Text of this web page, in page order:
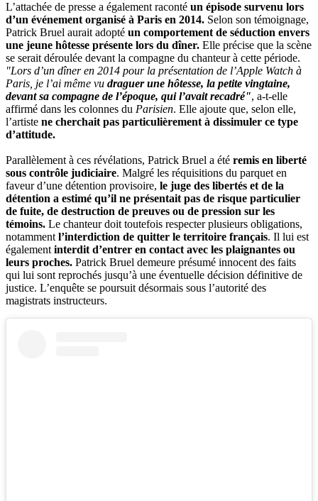
L’attachée de presse a également raconté un épisode survenu lors
d’un événement organisé à Paris en 2014. Selon son témoignage,
Patrick Bruel aurait adopté un comportement de séduction envers
une jeune hôtesse présente lors du dîner. Elle précise que la scène
se serait déroulée devant la compagne du chanteur à cette période.
"Lors d’un dîner en 2014 pour la présentation de l’Apple Watch à
Paris, je l’ai même vu draguer une hôtesse, la petite vingtaine,
devant sa compagne de l’époque, qui l’avait recadré", a-t-elle
affirmé dans les colonnes du Parisien. Elle ajoute que, selon elle,
l’artiste ne cherchait pas particulièrement à dissimuler ce type
d’attitude.
Parallèlement à ces révélations, Patrick Bruel a été remis en liberté
sous contrôle judiciaire. Malgré les réquisitions du parquet en
faveur d’une détention provisoire, le juge des libertés et de la
détention a estimé qu’il ne présentait pas de risque particulier
de fuite, de destruction de preuves ou de pression sur les
témoins. Le chanteur doit toutefois respecter plusieurs obligations,
notamment l’interdiction de quitter le territoire français. Il lui est
également interdit d’entrer en contact avec les plaignantes ou
leurs proches. Patrick Bruel demeure présumé innocent des faits
qui lui sont reprochés jusqu’à une éventuelle décision définitive de
justice. L’enquête se poursuit désormais sous l’autorité des
magistrats instructeurs.